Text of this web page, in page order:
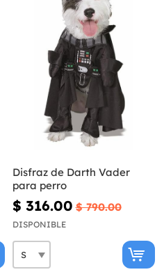
Disfraz de Darth Vader
para perro
$ 316.00 $ 790.00
DISPONIBLE